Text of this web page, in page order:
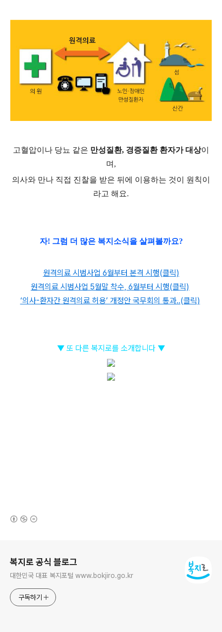
고혈압이나 당뇨 같은 만성질환, 경증질환 환자가 대상이
며,
의사와 만나 직접 진찰을 받은 뒤에 이용하는 것이 원칙이
라고 해요.
자! 그럼 더 많은 복지소식을 살펴볼까요?
원격의료 시범사업 6월부터 본격 시행(클릭)
원격의료 시범사업 5월말 착수, 6월부터 시행(클릭)
‘의사-환자간 원격의료 허용’ 개정안 국무회의 통과..(클릭)
▼ 또 다른 복지로를 소개합니다 ▼
복지로 공식 블로그
대한민국 대표 복지포털 www.bokjiro.go.kr
구독하기